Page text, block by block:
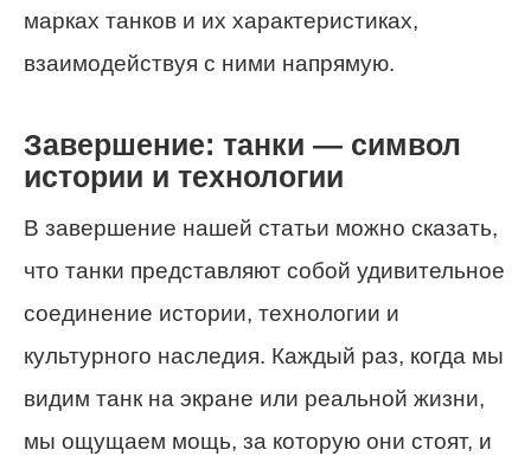
марках танков и их характеристиках,
взаимодействуя с ними напрямую.
Завершение: танки — символ
истории и технологии
В завершение нашей статьи можно сказать,
что танки представляют собой удивительное
соединение истории, технологии и
культурного наследия. Каждый раз, когда мы
видим танк на экране или реальной жизни,
мы ощущаем мощь, за которую они стоят, и